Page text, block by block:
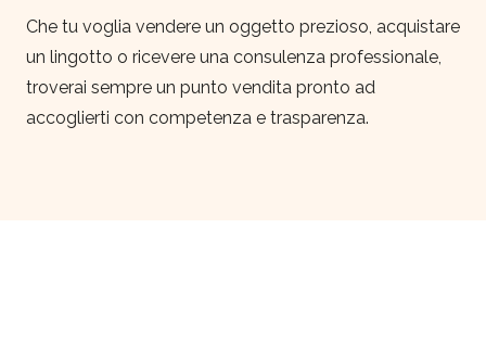
Che tu voglia vendere un oggetto prezioso, acquistare
un lingotto o ricevere una consulenza professionale,
troverai sempre un punto vendita pronto ad
accoglierti con competenza e trasparenza.